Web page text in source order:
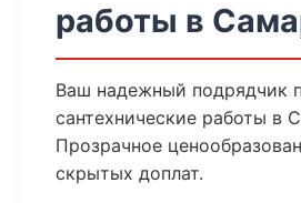
работы в
Ваш надежный подрядчик
сантехнические работы в
Прозрачное
скрытых доплат.